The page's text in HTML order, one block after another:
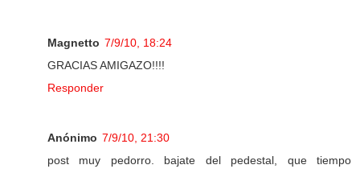
Magnetto 7/9/10, 18:24
GRACIAS AMIGAZO!!!!
Responder
Anónimo 7/9/10, 21:30
post muy pedorro. bajate del pedestal, que tiempo